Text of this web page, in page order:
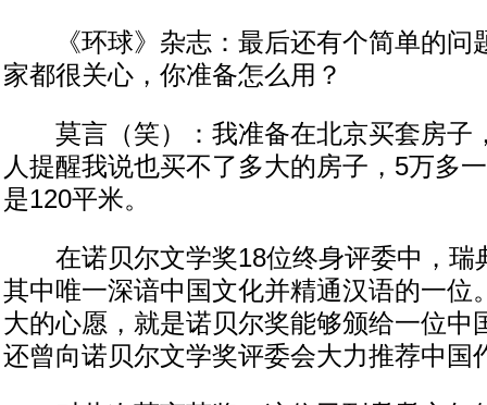
《环球》杂志：最后还有个简单的问
家都很关心，你准备怎么用？
莫言（笑）：我准备在北京买套房子
人提醒我说也买不了多大的房子，5万多
是120平米。
在诺贝尔文学奖18位终身评委中，瑞
其中唯一深谙中国文化并精通汉语的一位
大的心愿，就是诺贝尔奖能够颁给一位中
还曾向诺贝尔文学奖评委会大力推荐中国